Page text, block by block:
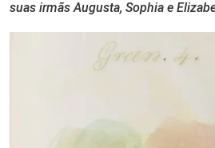
suas irmãs Augusta, Sophia e